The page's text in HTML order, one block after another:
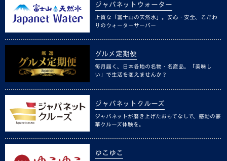
ジャパネットウォーター
上質な「富士山の天然水」。安心・安全、こだわ
りのウォーターサーバー
グルメ定期便
毎月届く、日本各地の名物・名産品。「美味し
い」で生活を変えませんか？
ジャパネットクルーズ
ジャパネットが磨き上げたおもてなしで、感動の豪
華クルーズ体験を。
ゆこゆこ